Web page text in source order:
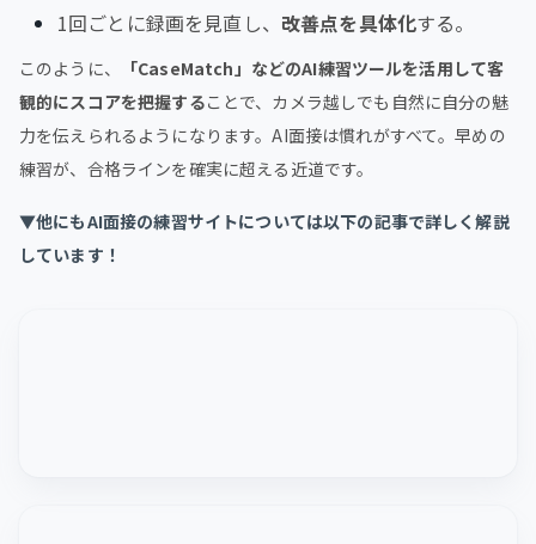
1回ごとに録画を見直し、 改善点を具体化する。
このように、
「CaseMatch」などのAI練習ツールを活用して客
観的にスコアを把握することで、カメラ越しでも自然に自分の魅
力を伝えられるようになります。AI面接は慣れがすべて。早めの
練習が、合格ラインを確実に超える近道です。
▼他にもAI面接の練習サイトについては以下の記事で詳しく解説
しています！